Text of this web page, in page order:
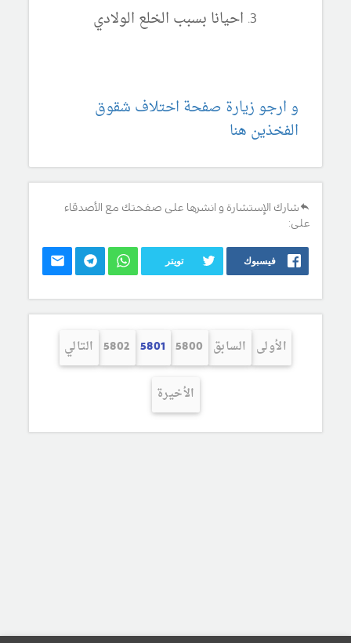
احيانا بسبب الخلع الولادي
و ارجو زيارة صفحة اختلاف شقوق
الفخذين هنا
شارك الإستشارة و انشرها على صفحتك مع الأصدقاء
على:
فيسبوك تويتر
الأولى السابق 5800
5801
5802 التالي
الأخيرة